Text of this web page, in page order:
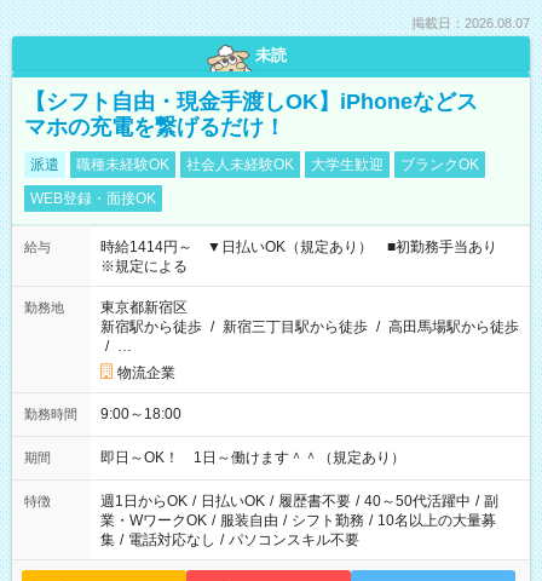
掲載日：2026.08.07
未読
【シフト自由・現金手渡しOK】iPhoneなどス
マホの充電を繋げるだけ！
派遣 職種未経験OK 社会人未経験OK 大学生歓迎
ブランクOK
WEB登録・面接OK
給与
時給1414円～ ▼日払いOK（規定あり） ■初勤務手当あり
※規定による
勤務地
東京都新宿区
新宿駅から徒歩 / 新宿三丁目駅から徒歩 / 高田馬場駅から徒歩
/ …
物流企業
勤務時間 9:00～18:00
期間 即日～OK！ 1日～働けます＾＾（規定あり）
特徴 週1日からOK / 日払いOK / 履歴書不要 / 40～50代活躍中 / 副
業・WワークOK / 服装自由 / シフト勤務 / 10名以上の大量募
集 / 電話対応なし / パソコンスキル不要